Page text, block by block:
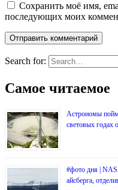
Сохранить моё имя,
последующих моих
Search for:
Самое читаемое
Астрономы
световых годах
#фото дня |
айсберга,